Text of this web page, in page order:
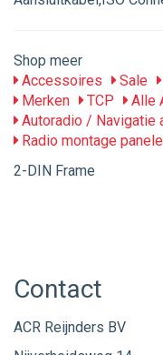
Shop meer
Accessoires
Sale
Merken
TCP
Alle
Autoradio / Navigatie
Radio montage
2-DIN Frame
Contact
ACR Reijnders BV